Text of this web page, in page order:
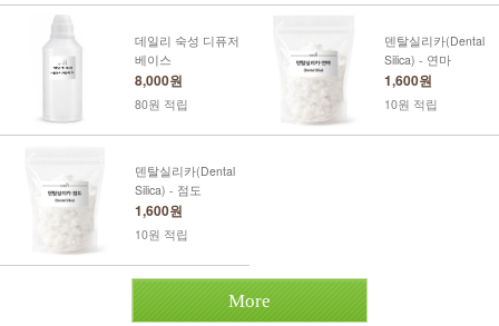
데일리 숙성 디퓨저
베이스
8,000원
80원 적립
덴탈실리카(Dental
Silica) - 연마
1,600원
10원 적립
덴탈실리카(Dental
Silica) - 점도
1,600원
10원 적립
More